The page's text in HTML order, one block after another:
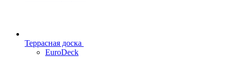
Террасная доска
EuroDeck